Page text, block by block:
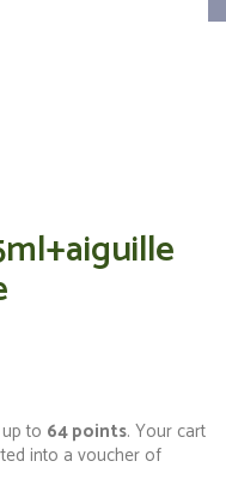
to 64points. Your cart
into a voucher of